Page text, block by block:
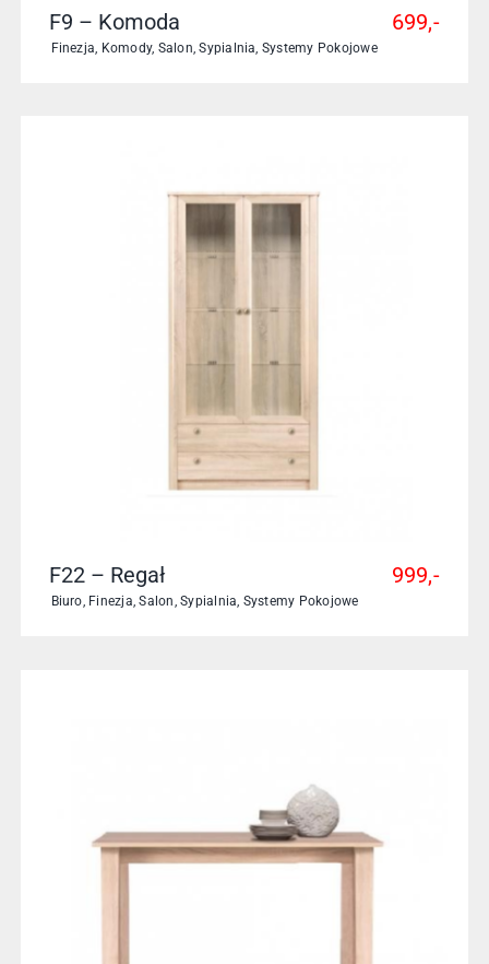
F9 – Komoda
Finezja Komody, Salon ,Sypialnia Systemy Pokojowe
699,-
F22 – Regał
Biuro Finezja ,Salon ,Sypialnia Systemy Pokojowe
999,-